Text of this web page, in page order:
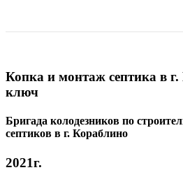
Копка и монтаж септика в
ключ
Бригада колодезников по
септиков в г. Кораблино
2021г.